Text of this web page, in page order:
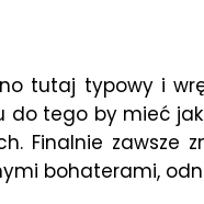
tutaj typowy i
tego by mieć
Finalnie zawsze
bohaterami,